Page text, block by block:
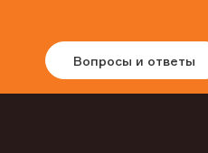
Вопросы и ответы